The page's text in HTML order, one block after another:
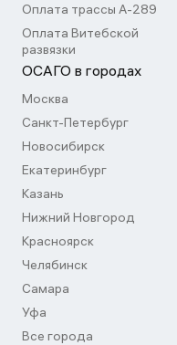
Оплата трассы А-289
Оплата Витебской
развязки
ОСАГО в городах
Москва
Санкт-Петербург
Новосибирск
Екатеринбург
Казань
Нижний Новгород
Красноярск
Челябинск
Самара
Уфа
Все города